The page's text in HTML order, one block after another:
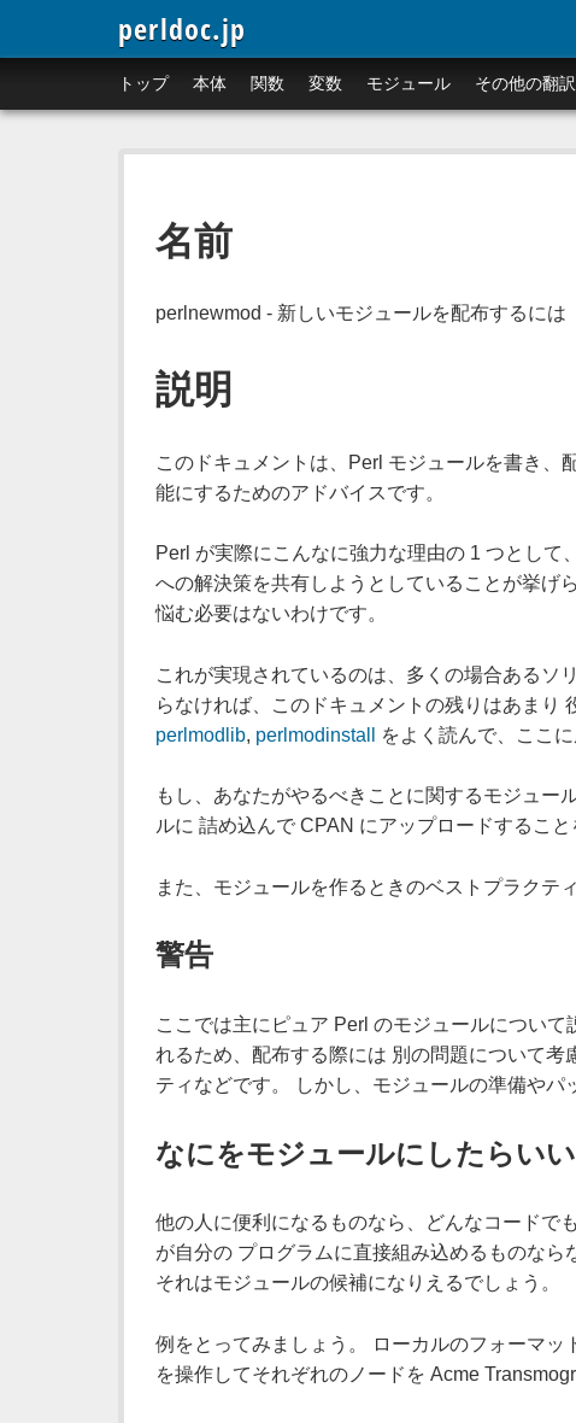
perldoc.jp
トップ 本体 関数 変数 モジュール その他の翻訳
名前
perlnewmod - 新しいモジュールを配布するには
説明
このドキュメントは、Perl モジュールを書き、
能にするためのアドバイスです。
Perl が実際にこんなに強力な理由の 1 つとして
への解決策を共有しようとしていることが挙げ
悩む必要はないわけです。
これが実現されているのは、多くの場合あるソ
らなければ、このドキュメントの残りはあまり
perlmodlib, perlmodinstall をよく読んで、ここ
もし、あなたがやるべきことに関するモジュー
ルに 詰め込んで CPAN にアップロードするこ
また、モジュールを作るときのベストプラクテ
警告
ここでは主にピュア Perl のモジュールについ
れるため、配布する際には 別の問題について
ティなどです。 しかし、モジュールの準備やパ
なにをモジュールにしたらいい
他の人に便利になるものなら、どんなコードで
が自分の プログラムに直接組み込めるものなら
それはモジュールの候補になりえるでしょう。
例をとってみましょう。 ローカルのフォーマ
を操作してそれぞれのノードを Acme